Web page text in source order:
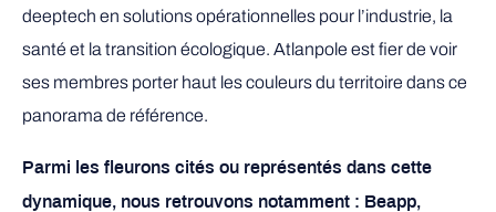
deeptech en solutions opérationnelles pour l’industrie, la
santé et la transition écologique. Atlanpole est fier de voir
ses membres porter haut les couleurs du territoire dans ce
panorama de référence.
Parmi les fleurons cités ou représentés dans cette
dynamique, nous retrouvons notamment : Beapp,